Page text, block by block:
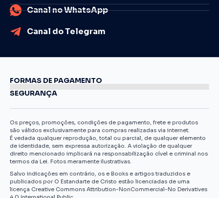
Canal no WhatsApp
Canal do Telegram
FORMAS DE PAGAMENTO
SEGURANÇA
Os preços, promoções, condições de pagamento, frete e produtos
são válidos exclusivamente para compras realizadas via internet.
É vedada qualquer reprodução, total ou parcial, de qualquer elemento
de identidade, sem expressa autorização. A violação de qualquer
direito mencionado implicará na responsabilização cível e criminal nos
termos da Lei. Fotos meramente ilustrativas.
Salvo indicações em contrário, os e Books e artigos traduzidos e
publicados por O Estandarte de Cristo estão licenciadas de uma
licença Creative Commons Attribution-NonCommercial-No Derivatives